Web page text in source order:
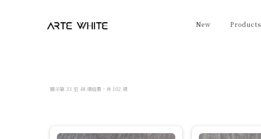
New Products
顯示第 33 至 48 項結果，共 102 項依